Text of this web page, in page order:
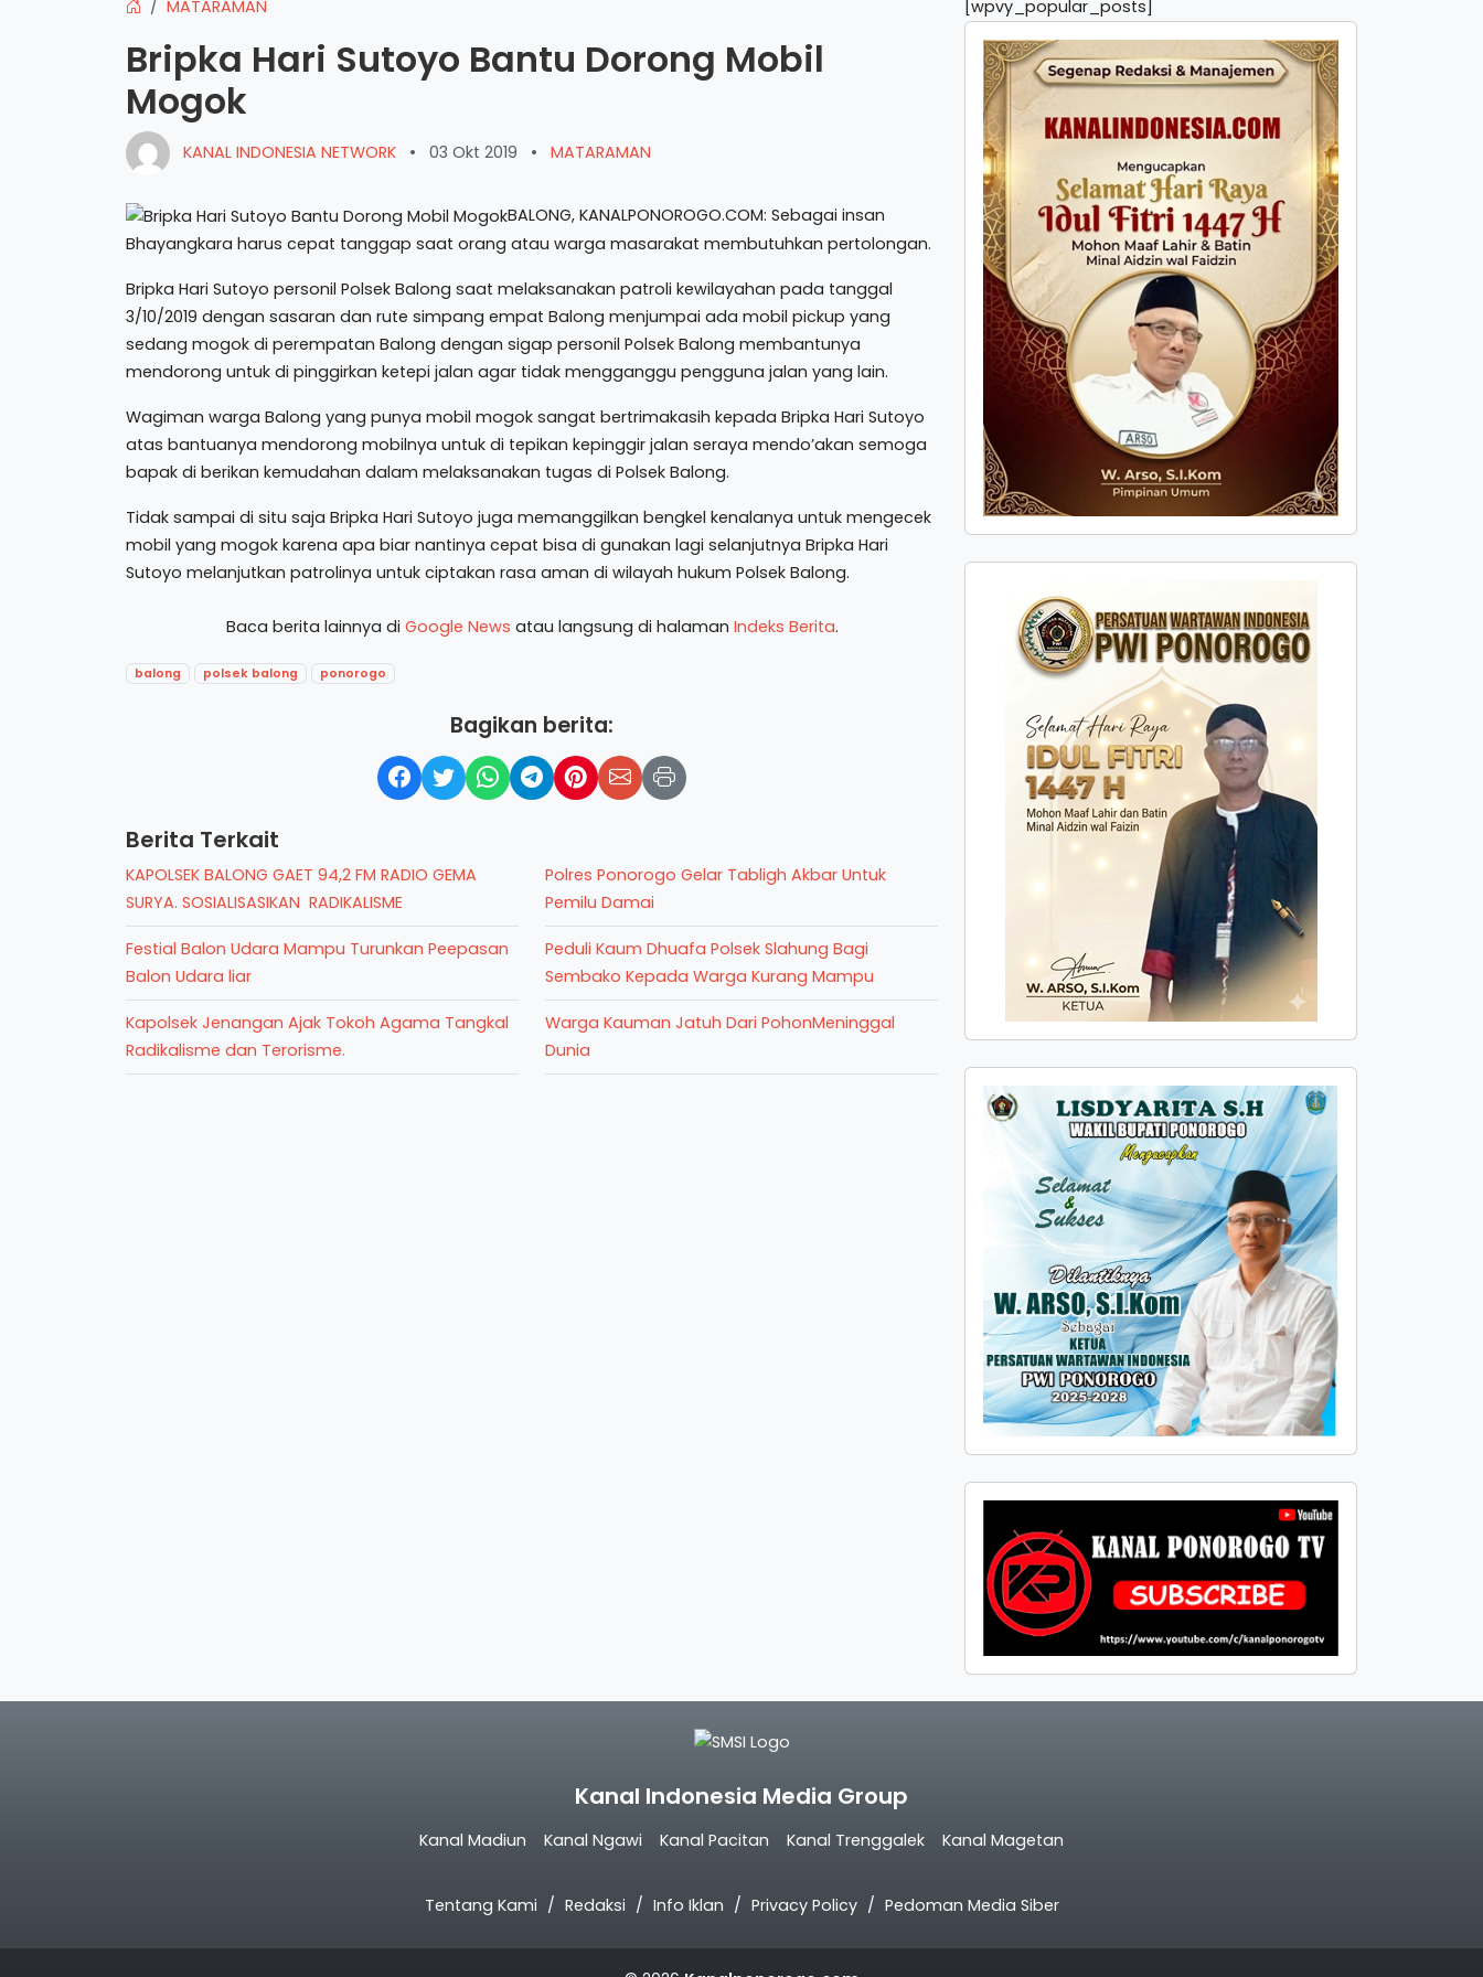
MATARAMAN
Bripka Hari Sutoyo Bantu Dorong Mobil
Mogok
KANAL INDONESIA NETWORK • 03 Okt 2019 • MATARAMAN
BALONG, KANALPONOROGO.COM: Sebagai insan
Bhayangkara harus cepat tanggap saat orang atau warga masarakat membutuhkan pertolongan.
Bripka Hari Sutoyo personil Polsek Balong saat melaksanakan patroli kewilayahan pada tanggal
3/10/2019 dengan sasaran dan rute simpang empat Balong menjumpai ada mobil pickup yang
sedang mogok di perempatan Balong dengan sigap personil Polsek Balong membantunya
mendorong untuk di pinggirkan ketepi jalan agar tidak mengganggu pengguna jalan yang lain.
Wagiman warga Balong yang punya mobil mogok sangat bertrimakasih kepada Bripka Hari Sutoyo
atas bantuanya mendorong mobilnya untuk di tepikan kepinggir jalan seraya mendo’akan semoga
bapak di berikan kemudahan dalam melaksanakan tugas di Polsek Balong.
Tidak sampai di situ saja Bripka Hari Sutoyo juga memanggilkan bengkel kenalanya untuk mengecek
mobil yang mogok karena apa biar nantinya cepat bisa di gunakan lagi selanjutnya Bripka Hari
Sutoyo melanjutkan patrolinya untuk ciptakan rasa aman di wilayah hukum Polsek Balong.
Baca berita lainnya di Google News atau langsung di halaman Indeks Berita.
balong polsek balong ponorogo
Bagikan berita:
Berita Terkait
KAPOLSEK BALONG GAET 94,2 FM RADIO GEMA
SURYA. SOSIALISASIKAN RADIKALISME
Festial Balon Udara Mampu Turunkan Peepasan
Balon Udara liar
Kapolsek Jenangan Ajak Tokoh Agama Tangkal
Radikalisme dan Terorisme.
Polres Ponorogo Gelar Tabligh Akbar Untuk
Pemilu Damai
Peduli Kaum Dhuafa Polsek Slahung Bagi
Sembako Kepada Warga Kurang Mampu
Warga Kauman Jatuh Dari PohonMeninggal
Dunia
[wpvy_popular_posts]
Kanal Indonesia Media Group
Kanal Madiun Kanal Ngawi Kanal Pacitan Kanal Trenggalek Kanal Magetan
Tentang Kami Redaksi Info Iklan Privacy Policy Pedoman Media Siber